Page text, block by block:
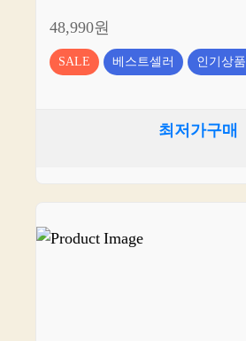
48,990원
SALE 베스트셀러 인기상품
최저가구매